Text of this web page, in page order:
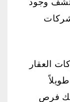
وجود
العقار
فرص